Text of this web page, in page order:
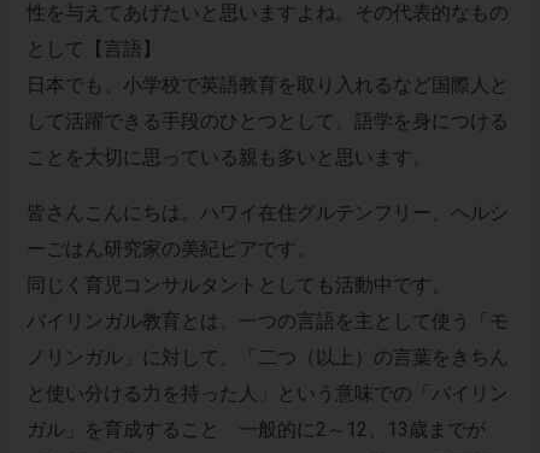
性を与えてあげたいと思いますよね。その代表的なもの
として【言語】
日本でも、小学校で英語教育を取り入れるなど国際人と
して活躍できる手段のひとつとして、語学を身につける
ことを大切に思っている親も多いと思います。
皆さんこんにちは。ハワイ在住グルテンフリー、ヘルシ
ーごはん研究家の美紀ピアです。
同じく育児コンサルタントとしても活動中です。
バイリンガル教育とは、一つの言語を主として使う「モ
ノリンガル」に対して、「二つ（以上）の言葉をきちん
と使い分ける力を持った人」という意味での「バイリン
ガル」を育成すること 一般的に2～12、13歳までが